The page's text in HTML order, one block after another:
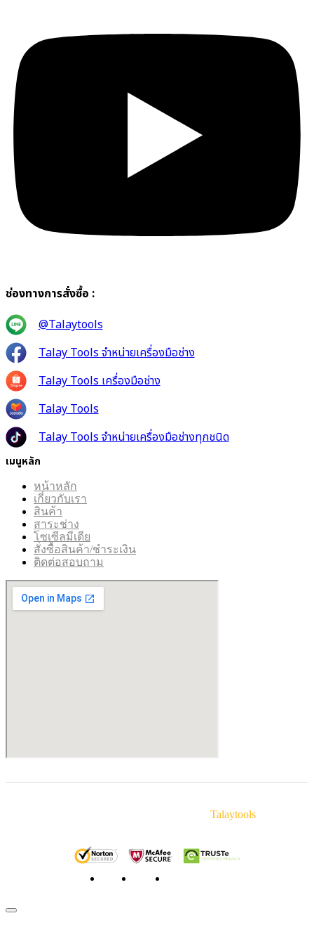
ช่องทางการสั่งซื้อ :
@Talaytools
Talay Tools จำหน่ายเครื่องมือช่าง
Talay Tools เครื่องมือช่าง
Talay Tools
Talay Tools จำหน่ายเครื่องมือช่างทุกชนิด
เมนูหลัก
หน้าหลัก
เกี่ยวกับเรา
สินค้า
สาระช่าง
โซเซีลมีเดีย
สั่งซื้อสินค้า/ชำระเงิน
ติดต่อสอบถาม
Talaytools
หน้าหลัก ถาม/ตอบ